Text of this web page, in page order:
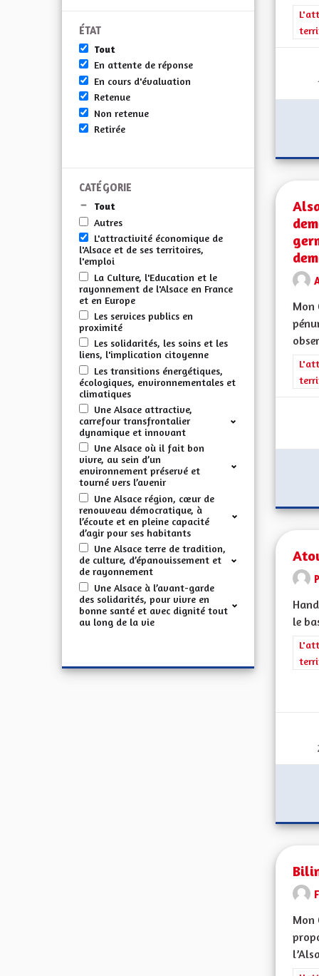
ÉTAT
Tout
En attente de réponse
En cours d'évaluation
Retenue
Non retenue
Retirée
CATÉGORIE
Tout
Autres
L'attractivité économique de
l'Alsace et de ses territoires,
l'emploi
La Culture, l'Education et le
rayonnement de l'Alsace en France
et en Europe
Les services publics en
proximité
Les solidarités, les soins et les
liens, l'implication citoyenne
Les transitions énergétiques,
écologiques, environnementales et
climatiques
Une Alsace attractive,
carrefour transfrontalier
dynamique et innovant
Une Alsace où il fait bon
vivre, au sein d’un
environnement préservé et
tourné vers l’avenir
Une Alsace région, cœur de
renouveau démocratique, à
l’écoute et en pleine capacité
d’agir pour ses habitants
Une Alsace terre de tradition,
de culture, d’épanouissement et
de rayonnement
Une Alsace à l’avant-garde
des solidarités, pour vivre en
bonne santé et avec dignité tout
au long de la vie
Mon
le
Mon